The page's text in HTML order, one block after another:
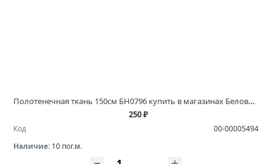
Полотенечная ткань 150см БН0796 купить в магазинах Белово и Ленинск Кузнецком
250 ₽
Код
00-00005494
Наличие: 10 пог.м.